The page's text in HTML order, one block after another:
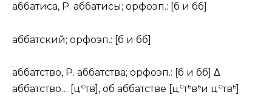
аббатиса, Р. аббатисы; орфоэп.: [б и бб]
аббатский; орфоэп.: [б и бб]
аббатство, Р. аббатства; орфоэп.: [б и бб] Δ
аббатство… [ц ств], об аббатстве [ц стьвьи ц ствь]